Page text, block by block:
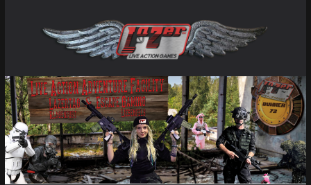
springen